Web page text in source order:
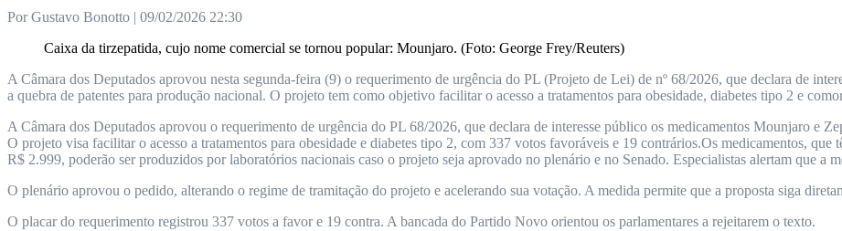
Por Gustavo Bonotto | 09/02/2026 22:30
Caixa da tirzepatida, cujo nome comercial se tornou popular: Mounjaro. (Foto: George Frey/Reuters)
A Câmara dos Deputados aprovou nesta segunda-feira (9) o requerimento de urgência do PL (Projeto de Lei) de nº 68/2026, que declara de
a quebra de patentes para produção nacional. O projeto tem como objetivo facilitar o acesso a tratamentos para obesidade, diabetes tipo 2 e
A Câmara dos Deputados aprovou o requerimento de urgência do PL 68/2026, que declara de interesse público os medicamentos Mounjaro e
O projeto visa facilitar o acesso a tratamentos para obesidade e diabetes tipo 2, com 337 votos favoráveis e 19 contrários.Os medicamentos,
R$ 2.999, poderão ser produzidos por laboratórios nacionais caso o projeto seja aprovado no plenário e no Senado. Especialistas alertam que a
O plenário aprovou o pedido, alterando o regime de tramitação do projeto e acelerando sua votação. A medida permite que a proposta siga
O placar do requerimento registrou 337 votos a favor e 19 contra. A bancada do Partido Novo orientou os parlamentares a rejeitarem o texto.